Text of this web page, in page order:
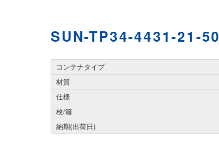
SUN-TP34-4431-21-50
コンテナタイプ
材質
仕様
枚/箱
納期(出荷日)